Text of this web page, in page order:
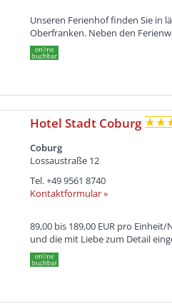
Unseren Ferienhof finden Sie in
Oberfranken. Neben den
Hotel Stadt Coburg
Coburg
Lossaustraße 12
Tel.+49 9561 8740
Kontaktformular »
89,00 bis 189,00 EUR pro
und die mit Liebe zum Detail